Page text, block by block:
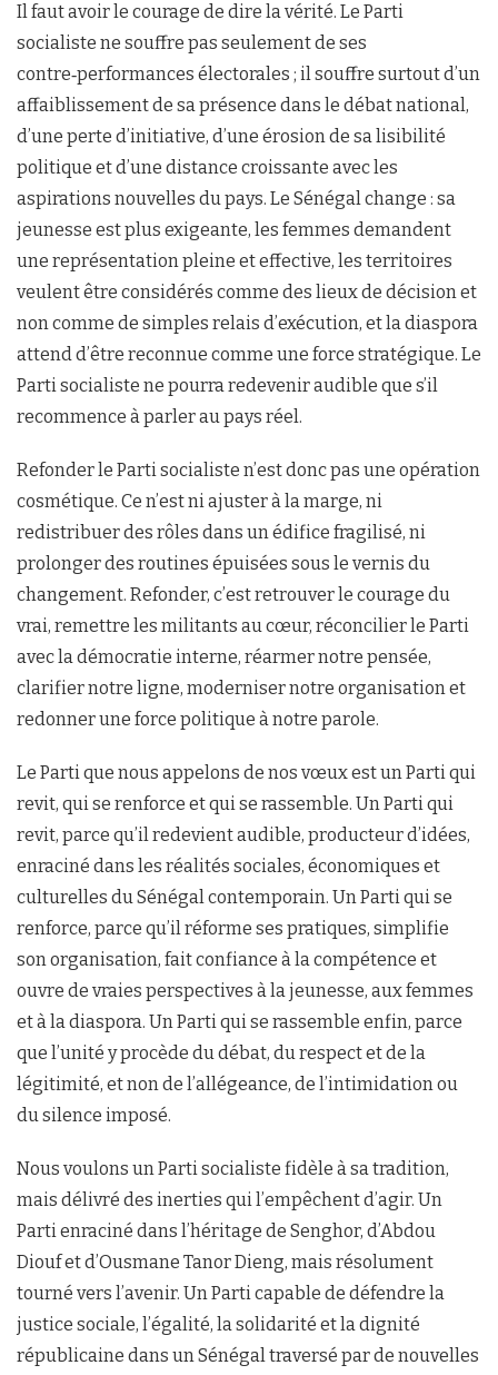
Il faut avoir le courage de dire la vérité. Le Parti
socialiste ne souffre pas seulement de ses
contre‑performances électorales ; il souffre surtout d’un
affaiblissement de sa présence dans le débat national,
d’une perte d’initiative, d’une érosion de sa lisibilité
politique et d’une distance croissante avec les
aspirations nouvelles du pays. Le Sénégal change : sa
jeunesse est plus exigeante, les femmes demandent
une représentation pleine et effective, les territoires
veulent être considérés comme des lieux de décision et
non comme de simples relais d’exécution, et la diaspora
attend d’être reconnue comme une force stratégique. Le
Parti socialiste ne pourra redevenir audible que s’il
recommence à parler au pays réel.
Refonder le Parti socialiste n’est donc pas une opération
cosmétique. Ce n’est ni ajuster à la marge, ni
redistribuer des rôles dans un édifice fragilisé, ni
prolonger des routines épuisées sous le vernis du
changement. Refonder, c’est retrouver le courage du
vrai, remettre les militants au cœur, réconcilier le Parti
avec la démocratie interne, réarmer notre pensée,
clarifier notre ligne, moderniser notre organisation et
redonner une force politique à notre parole.
Le Parti que nous appelons de nos vœux est un Parti qui
revit, qui se renforce et qui se rassemble. Un Parti qui
revit, parce qu’il redevient audible, producteur d’idées,
enraciné dans les réalités sociales, économiques et
culturelles du Sénégal contemporain. Un Parti qui se
renforce, parce qu’il réforme ses pratiques, simplifie
son organisation, fait confiance à la compétence et
ouvre de vraies perspectives à la jeunesse, aux femmes
et à la diaspora. Un Parti qui se rassemble enfin, parce
que l’unité y procède du débat, du respect et de la
légitimité, et non de l’allégeance, de l’intimidation ou
du silence imposé.
Nous voulons un Parti socialiste fidèle à sa tradition,
mais délivré des inerties qui l’empêchent d’agir. Un
Parti enraciné dans l’héritage de Senghor, d’Abdou
Diouf et d’Ousmane Tanor Dieng, mais résolument
tourné vers l’avenir. Un Parti capable de défendre la
justice sociale, l’égalité, la solidarité et la dignité
républicaine dans un Sénégal traversé par de nouvelles